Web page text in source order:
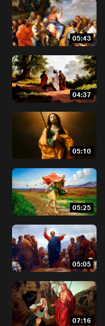
05:43
04:37
05:10
05:25
05:05
07:16